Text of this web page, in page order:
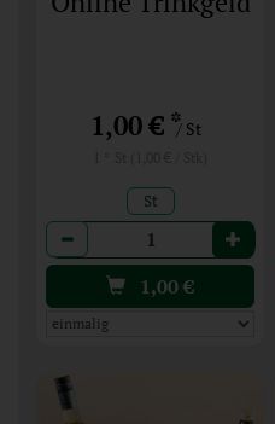
1,00 €*/ St
St
Anzahl
1,00€